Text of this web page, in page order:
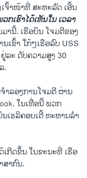
ຈົ້າໜ້າທີ່ ສະຫະລັດ ເອີ້ນ
ກເຮົາໄດ້ເຫັນໃນ ເວລາ
ານີ້. ເຮືອບິນ ໂຈມຕີຂອງ
ເຂົ້າ ໃກ້ໆເຮືອລົບ USS
ລະ ດັບຄວາມສູງ 30
.
ລອງການໂຈມຕີ ຜ່ານ
ໃນເທື່ອນີ້ ພວກ
ເຮລິຄອບເຕີ້ ທະຫານລຳ
ກີດຂຶ້ນ ໃນຂະນະທີ່ ເຮືອ
ສາກົນ.